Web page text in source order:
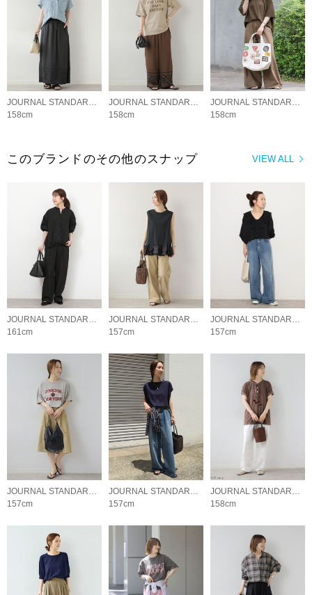
JOURNAL STANDARD relume LADYS
158cm
JOURNAL STANDARD relume LADYS
158cm
JOURNAL STANDARD relume LADYS
158cm
VIEW ALL
このブランドのその他のスナップ
JOURNAL STANDARD relume LADYS
161cm
JOURNAL STANDARD relume LADYS
157cm
JOURNAL STANDARD relume LADYS
157cm
157cm
157cm
158cm